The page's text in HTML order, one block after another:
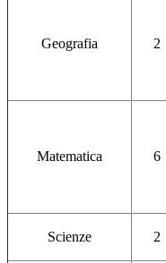
Geografia 2
Matematica 6
Scienze 2